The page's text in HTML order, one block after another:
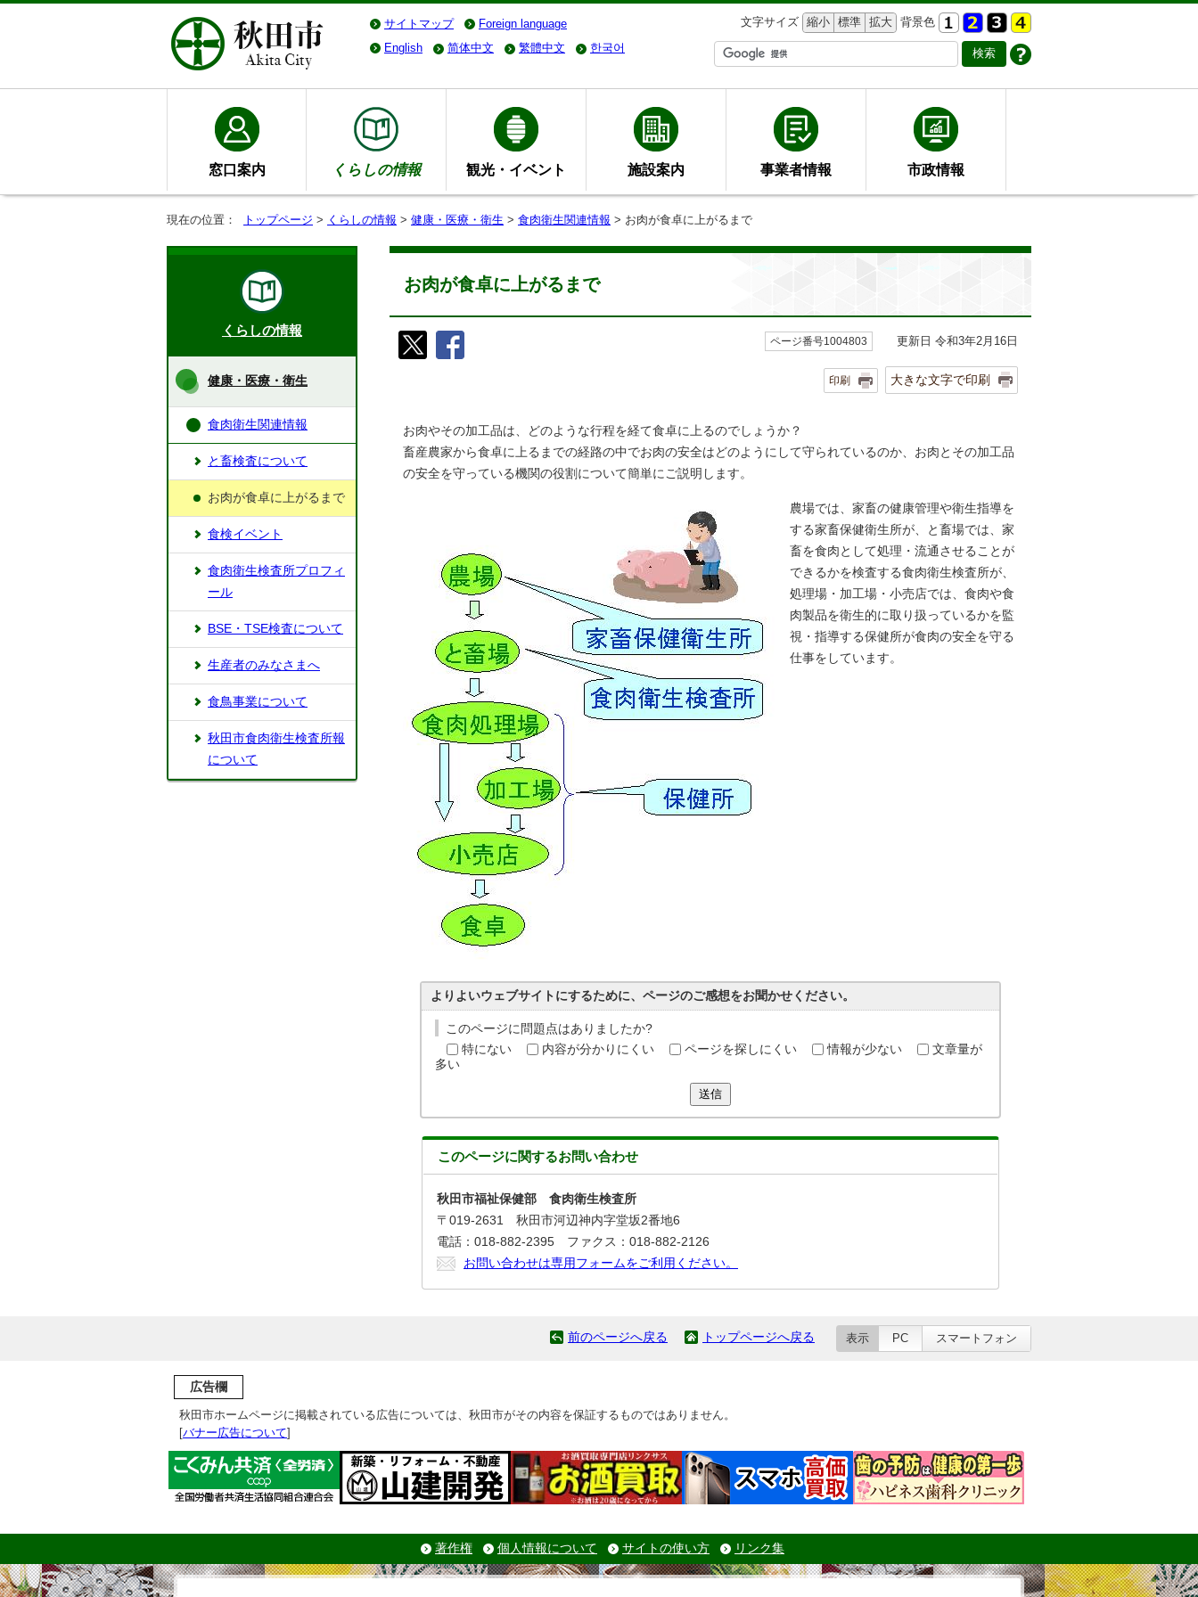
サイトマップ Foreign language 文字サイズ 縮小 標準 拡大 背景色
English
简体中文 繁體中文 한국어
窓口案内 くらしの情報 観光・イベント 施設案内 事業者情報 市政情報
現在の位置： トップページ > くらしの情報 > 健康・医療・衛生 > 食肉衛生関連情報 > お肉が食卓に上がるまで
お肉が食卓に上がるまで
ページ番号1004803 更新日 令和3年2月16日
印刷 大きな文字で印刷
お肉やその加工品は、どのような行程を経て食卓に上るのでしょうか？
畜産農家から食卓に上るまでの経路の中でお肉の安全はどのようにして守られているのか、お肉とその加工品
の安全を守っている機関の役割について簡単にご説明します。
農場では、家畜の健康管理や衛生指導を
する家畜保健衛生所が、と畜場では、家
畜を食肉として処理・流通させることが
できるかを検査する食肉衛生検査所が、
処理場・加工場・小売店では、食肉や食
肉製品を衛生的に取り扱っているかを監
視・指導する保健所が食肉の安全を守る
仕事をしています。
よりよいウェブサイトにするために、ページのご感想をお聞かせください。
このページに問題点はありましたか?
特にない
内容が分かりにくい ページを探しにくい 情報が少ない
文章量が
多い
送信
このページに関するお問い合わせ
秋田市福祉保健部 食肉衛生検査所
〒019-2631 秋田市河辺神内字堂坂2番地6
電話：018-882-2395 ファクス：018-882-2126
お問い合わせは専用フォームをご利用ください。
くらしの情報
健康・医療・衛生
食肉衛生関連情報
と畜検査について
お肉が食卓に上がるまで
食検イベント
食肉衛生検査所プロフィ
ール
BSE・TSE検査について
生産者のみなさまへ
食鳥事業について
秋田市食肉衛生検査所報
について
前のページへ戻る トップページへ戻る 表示 PC スマートフォン
広告欄
秋田市ホームページに掲載されている広告については、秋田市がその内容を保証するものではありません。
[バナー広告について]
著作権 個人情報について サイトの使い方 リンク集